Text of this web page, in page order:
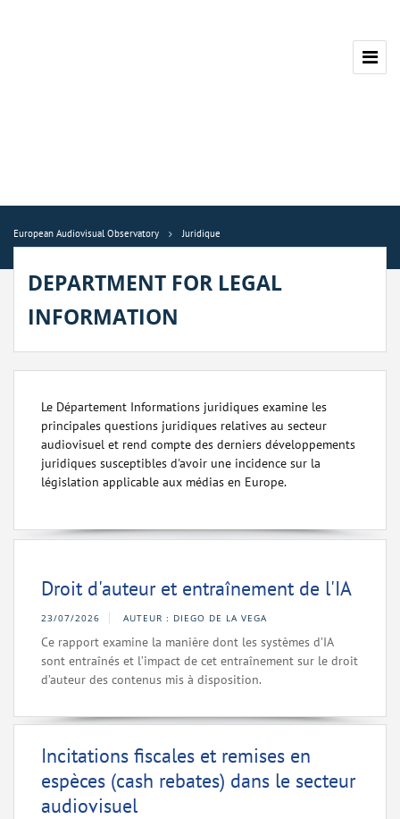
European Audiovisual Observatory Juridique
DEPARTMENT FOR LEGAL
INFORMATION
Le Département Informations juridiques examine les
principales questions juridiques relatives au secteur
audiovisuel et rend compte des derniers développements
juridiques susceptibles d'avoir une incidence sur la
législation applicable aux médias en Europe.
Droit d'auteur et entraînement de l'IA
23/07/2026 AUTEUR : DIEGO DE LA VEGA
Ce rapport examine la manière dont les systèmes d’IA
sont entraînés et l’impact de cet entraînement sur le droit
d’auteur des contenus mis à disposition.
Incitations fiscales et remises en
espèces (cash rebates) dans le secteur
audiovisuel